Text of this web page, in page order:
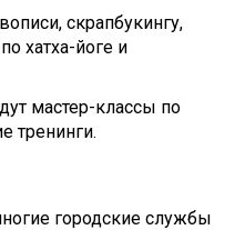
скрапбукингу,
хатха-йоге и
мастер-классы по
тренинги.
городские службы